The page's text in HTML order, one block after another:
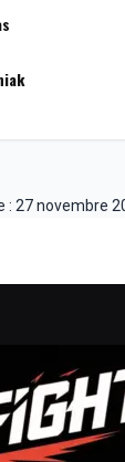
: 27 novembre